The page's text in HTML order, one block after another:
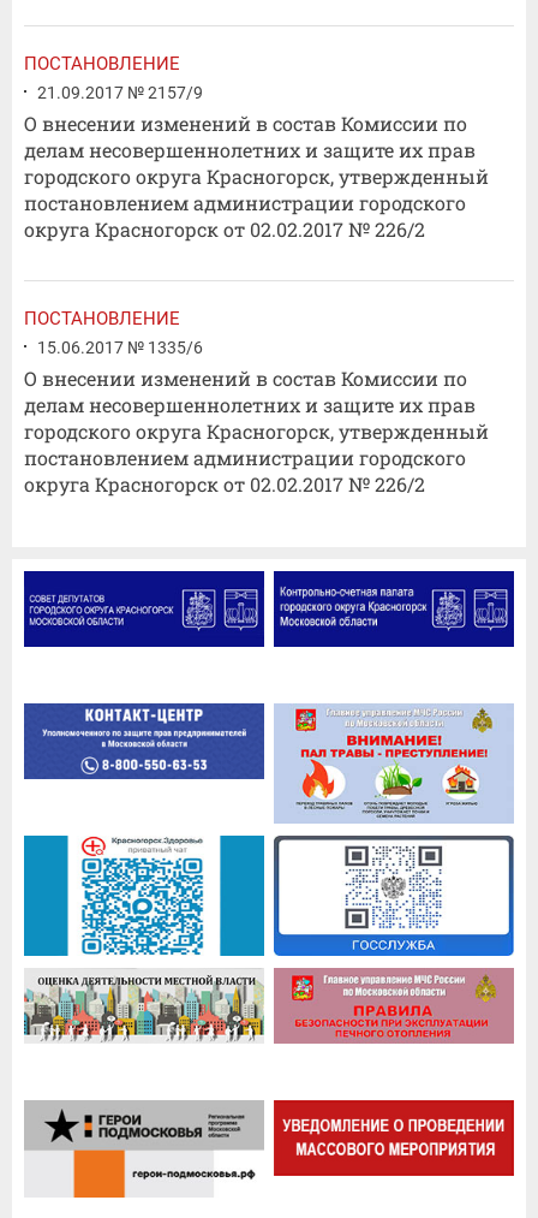
ПОСТАНОВЛЕНИЕ
21.09.2017 № 2157/9
О внесении изменений в состав Комиссии по
делам несовершеннолетних и защите их прав
городского округа Красногорск, утвержденный
постановлением администрации городского
округа Красногорск от 02.02.2017 № 226/2
ПОСТАНОВЛЕНИЕ
15.06.2017 № 1335/6
О внесении изменений в состав Комиссии по
делам несовершеннолетних и защите их прав
городского округа Красногорск, утвержденный
постановлением администрации городского
округа Красногорск от 02.02.2017 № 226/2